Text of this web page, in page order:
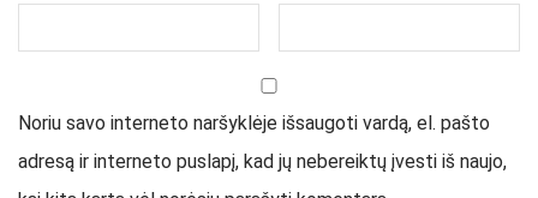
Noriu savo interneto naršyklėje išsaugoti vardą, el. pašto
adresą ir interneto puslapį, kad jų nebereiktų įvesti iš naujo,